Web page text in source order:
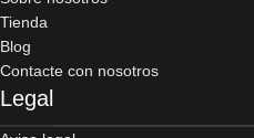
Tienda
Blog
Contacte con nosotros
Legal